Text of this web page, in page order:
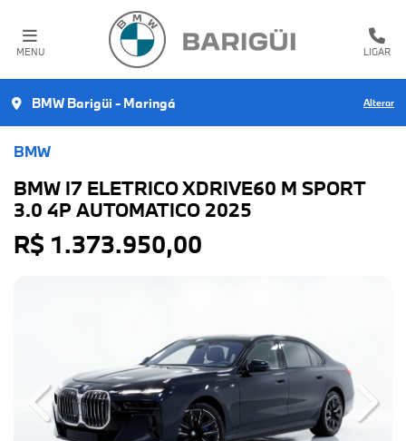
MENU LIGAR
BMW Barigüi - Maringá Alterar
BMW
BMW I7 ELETRICO XDRIVE60 M SPORT
3.0 4P AUTOMATICO 2025
R$ 1.373.950,00
Previous Next